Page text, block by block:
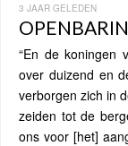
3 JAAR GELEDEN
“En de koningen
over duizend en
verborgen zich in
zeiden tot de
ons voor [het]